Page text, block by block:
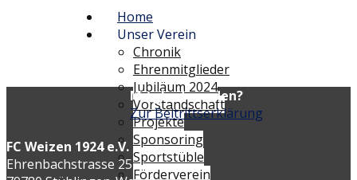
Home
Unser Verein
Chronik
Ehrenmitglieder
Jubiläum 2024
Vorstandschaft
Projekte
Sponsoring
Sportstüble
Förderverein
Mitglied werden?
Zur Beitrittserklärung
FC Weizen 1924 e.V.
Ehrenbachstrasse 25